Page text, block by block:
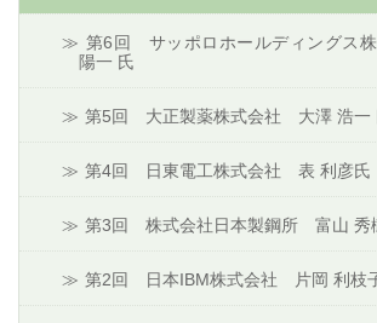
第6回 サッポロホールディングス
陽一 氏
第5回 大正製薬株式会社 大澤 浩一
第4回 日東電工株式会社 表 利彦氏
第3回 株式会社日本製鋼所 富山 秀
第2回 日本IBM株式会社 片岡 利枝